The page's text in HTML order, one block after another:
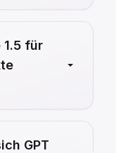
1.5 für
GPT